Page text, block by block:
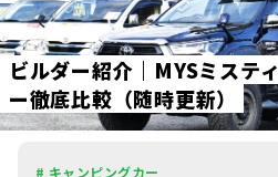
ビルダー紹介 ｜ MYSミスティ
ー徹底比較 （随時更新）
# キャンピングカー